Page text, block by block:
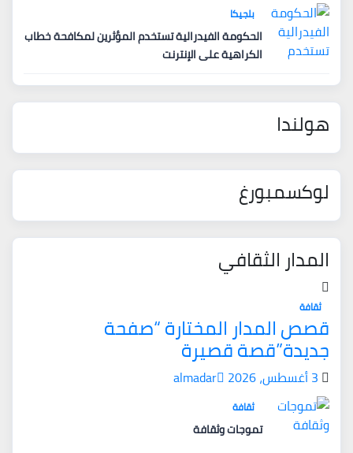
بلجيكا
الحكومة الفيدرالية تستخدم المؤثرين لمكافحة خطاب
الكراهية على الإنترنت
هولندا
لوكسمبورغ
المدار الثقافي
ثقافة
قصص المدار المختارة “صفحة
جديدة”قصة قصيرة
3 أغسطس، 2026 almadar
ثقافة
تموجات وثقافة